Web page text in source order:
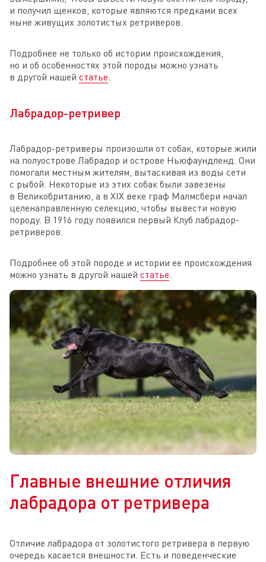
и получил щенков, которые являются предками всех
ныне живущих золотистых ретриверов.
Подробнее не только об истории происхождения,
но и об особенностях этой породы можно узнать
в другой нашей статье
Лабрадор-ретривер
Лабрадор-ретриверы произошли от собак, которые жили
на полуострове Лабрадор и острове Ньюфаундленд. Они
помогали местным жителям, вытаскивая из воды сети
с рыбой. Некоторые из этих собак были завезены
в Великобританию, а в XIX веке граф Малмсбери начал
целенаправленную селекцию, чтобы вывести новую
породу. В 1916 году появился первый Клуб лабрадор-
ретриверов.
Подробнее об этой породе и истории ее происхождения
можно узнать в другой нашей статье
Главные внешние отличия
лабрадора от ретривера
Отличие лабрадора от золотистого ретривера в первую
очередь касается внешности. Есть и поведенческие